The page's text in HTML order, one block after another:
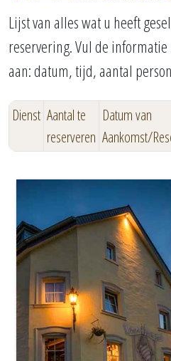
Lijst van alles wat u heeft
reservering. Vul de
aan: datum, tijd, aantal
Dienst Aantal te
reserveren
Datum van
Aankomst/